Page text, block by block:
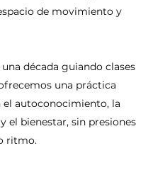
de movimiento y
década guiando clases
una práctica
el autoconocimiento, la
el bienestar, sin presiones
ritmo.